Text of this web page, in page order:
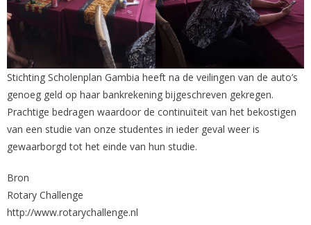
Stichting Scholenplan Gambia heeft na de veilingen van de auto’s
genoeg geld op haar bankrekening bijgeschreven gekregen.
Prachtige bedragen waardoor de continuïteit van het bekostigen
van een studie van onze studentes in ieder geval weer is
gewaarborgd tot het einde van hun studie.
Bron
Rotary Challenge
http://www.rotarychallenge.nl